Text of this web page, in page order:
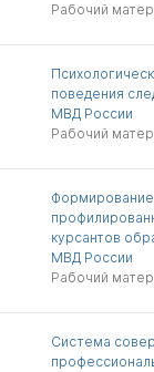
Рабочий
поведения
МВД России
Рабочий
курсантов
МВД России
Рабочий
Система